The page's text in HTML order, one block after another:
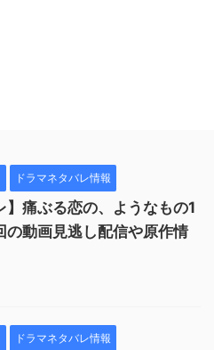
ドラマネタバレ情報
】痛ぶる恋の、ようなもの1
の動画見逃し配信や原作情
ドラマネタバレ情報